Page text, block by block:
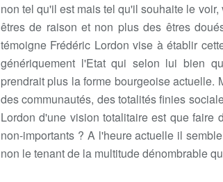
non tel qu'il est mais tel qu'il souhaite le
êtres de raison et non plus des êtres
témoigne Frédéric Lordon vise à établir
génériquement l'Etat qui selon lui bien
prendrait plus la forme bourgeoise actuelle.
des communautés, des totalités finies
Lordon d'une vision totalitaire est que faire
non-importants ? A l'heure actuelle il
non le tenant de la multitude dénombrable